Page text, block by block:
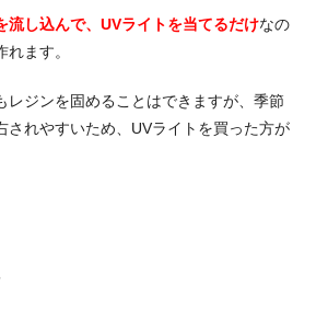
流し込んで、UVライトを当てるだけなの
ます。
レジンを固めることはできますが、季節
されやすいため、UVライトを買った方が